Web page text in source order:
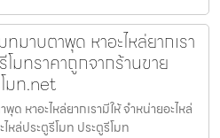
มาบตาพุด หาอะไหล่ยากเรา
โมทราคาถูกจากร้านขาย
มท.net
หาอะไหล่ยากเรามีให้ จำหน่ายอะไหล่
หล่ประตูรีโมท ประตูรีโมท